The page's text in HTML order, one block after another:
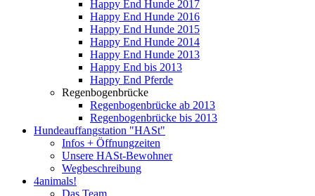
Happy End Hunde 2017
Happy End Hunde 2016
Happy End Hunde 2015
Happy End Hunde 2014
Happy End Hunde 2013
Happy End bis 2013
Happy End Pferde
Regenbogenbrücke
Regenbogenbrücke ab 2013
Regenbogenbrücke bis 2013
Hundeauffangstation "HASt"
Infos + Öffnungzeiten
Unsere HASt-Bewohner
Wegbeschreibung
4animals!
Das Team